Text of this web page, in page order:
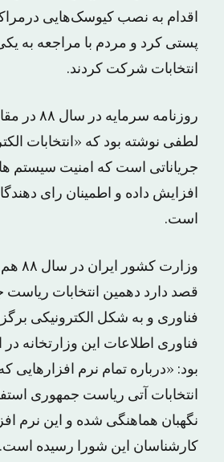
اقدام به نصب کیوسک‌هایی
پستی کرد و مردم با مراجعه به
انتخابات شرکت کردند.
روزنامه
لطفی نوشته بود که «انتخابات
جریاناتی است که امنیت سیستم های
افزایش داده و اطمینان رای
است.
وزارت
قصد دارد دهمین انتخابات ریاست
فناوری و به شکل الکترونیکی
فناوری اطلاعات این وزارتخانه در
بود: «درباره تمام نرم افزارهایی
انتخابات آتی ریاست جمهوری
نگهبان هماهنگی شده و این نرم
کارشناسان این شورا رسیده